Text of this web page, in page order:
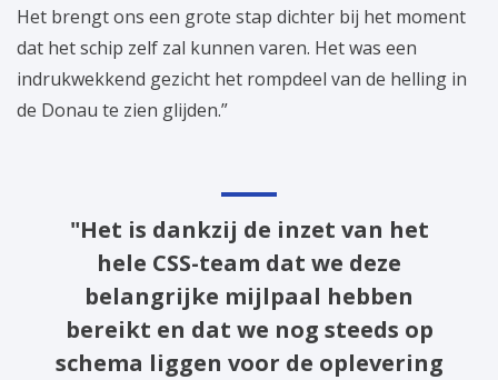
Het brengt ons een grote stap dichter bij het moment
dat het schip zelf zal kunnen varen. Het was een
indrukwekkend gezicht het rompdeel van de helling in
de Donau te zien glijden.”
"Het is dankzij de inzet van het
hele CSS-team dat we deze
belangrijke mijlpaal hebben
bereikt en dat we nog steeds op
schema liggen voor de oplevering